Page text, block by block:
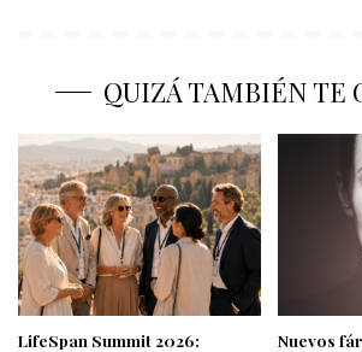
QUIZÁ TAMBIÉN TE
LifeSpan Summit 2026:
Nuevos